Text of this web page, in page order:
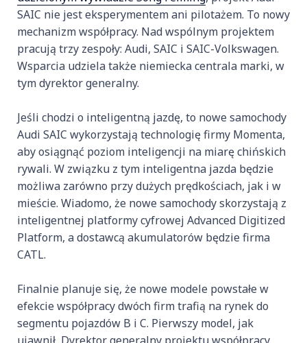
SAIC nie jest eksperymentem ani pilotażem. To nowy
mechanizm współpracy. Nad wspólnym projektem
pracują trzy zespoły: Audi, SAIC i SAIC-Volkswagen.
Wsparcia udziela także niemiecka centrala marki, w
tym dyrektor generalny.
Jeśli chodzi o inteligentną jazdę, to nowe samochody
Audi SAIC wykorzystają technologię firmy Momenta,
aby osiągnąć poziom inteligencji na miarę chińskich
rywali. W związku z tym inteligentna jazda będzie
możliwa zarówno przy dużych prędkościach, jak i w
mieście. Wiadomo, że nowe samochody skorzystają z
inteligentnej platformy cyfrowej Advanced Digitized
Platform, a dostawcą akumulatorów będzie firma
CATL.
Finalnie planuje się, że nowe modele powstałe w
efekcie współpracy dwóch firm trafią na rynek do
segmentu pojazdów B i C. Pierwszy model, jak